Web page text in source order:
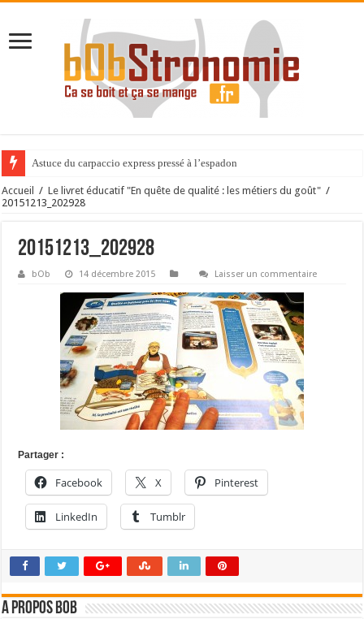
Astuce du carpaccio express pressé à l’espadon
Accueil / Le livret éducatif "En quête de qualité : les métiers du goût" /
20151213_202928
20151213_202928
bOb 14 décembre 2015 Laisser un commentaire
Partager :
Facebook X Pinterest
LinkedIn Tumblr
A propos bOb